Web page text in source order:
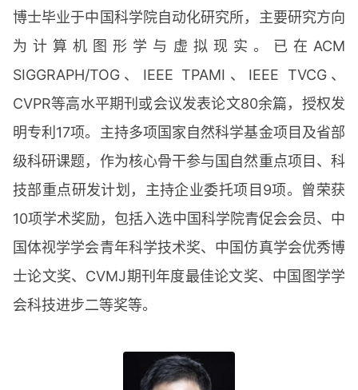
博士毕业于中国科学院自动化研究所，主要研究方向
为计算机图形学与虚拟现实。已在ACM
SIGGRAPH/TOG、IEEE TPAMI、IEEE TVCG、
CVPR等高水平期刊或会议发表论文80余篇，授权发
明专利17项。主持多项国家自然科学基金项目及省部
级科研课题，作为核心骨干参与国自然重点项目、科
技部重点研发计划，主持企业委托项目9项。曾荣获
10项学术奖励，包括入选中国科学院青促会会员、中
国体视学学会青年科学技术奖、中国仿真学会优秀博
士论文奖、CVMJ期刊年度最佳论文奖、中国图学学
会科技进步二等奖等。